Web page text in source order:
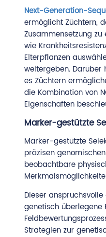
Next-Generation-
ermöglicht Züchtern,
Zusammensetzung
wie
Elterpflanzen
weitergeben. Darüber
es Züchtern
die Kombination von
Eigenschaften
Marker-gestützte
Marker-gestützte
präzisen
beobachtbare
Dieser
genetisch überlegene
Strategien zur